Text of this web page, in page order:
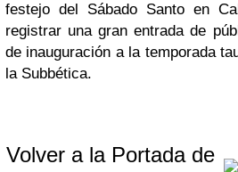
festejo del Sábado Santo en
registrar una gran entrada de
de inauguración a la temporada
la Subbética.
Volver a la Portada de